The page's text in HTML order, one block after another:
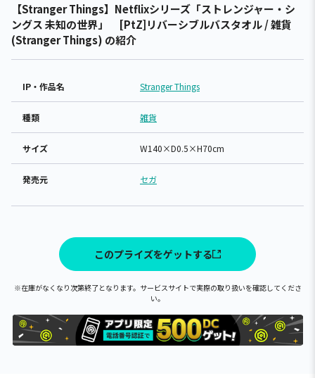
【Stranger Things】Netflixシリーズ「ストレンジャー・シ
ングス 未知の世界」 [PtZ]リバーシブルバスタオル / 雑貨
(Stranger Things) の紹介
IP・作品名 Stranger Things
種類 雑貨
サイズ W140×D0.5×H70cm
発売元 セガ
このプライズをゲットする
※在庫がなくなり次第終了となります。サービスサイトで実際の取り扱いを確認してくださ
い。